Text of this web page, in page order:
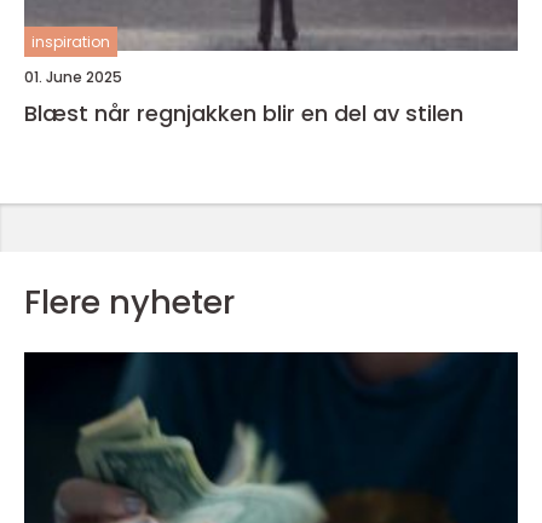
inspiration
01. June 2025
Blæst når regnjakken blir en del av stilen
Flere nyheter